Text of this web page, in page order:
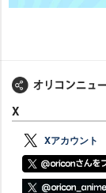
X
Xアカウント